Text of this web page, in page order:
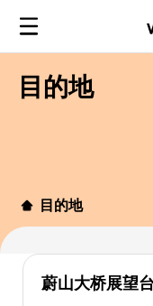
目的地
目的地
蔚山大桥展望